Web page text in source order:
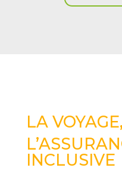
LA VOYAGE,
INCLUSIVE